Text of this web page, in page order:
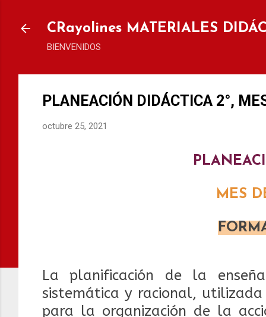
CRayolines MATERIALES
BIENVENIDOS
PLANEACIÓN DIDÁCTICA 2°,
octubre 25, 2021
MES
La planificación de la
sistemática y racional,
para la organización de la